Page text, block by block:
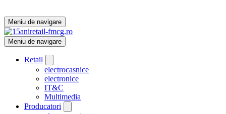
Meniu de navigare
Meniu de navigare
Retail
electrocasnice
electronice
IT&C
Multimedia
Producatori